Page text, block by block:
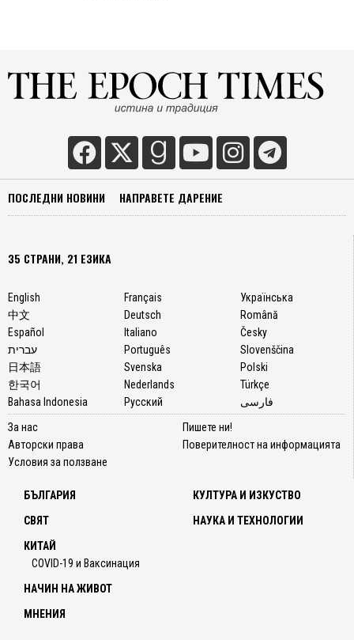
ПОСЛЕДНИ НОВИНИ НАПРАВЕТЕ ДАРЕНИЕ
35 СТРАНИ, 21 ЕЗИКА
English
中文
Español
עברית
日本語
한국어
Bahasa Indonesia
Français
Deutsch
Italiano
Português
Svenska
Nederlands
Русский
Українська
Română
Česky
Slovenščina
Polski
Türkçe
فارسی
За нас
Авторски права
Условия за ползване
Пишете ни!
Поверителност на информацията
БЪЛГАРИЯ
СВЯТ
КИТАЙ
COVID-19 и Ваксинация
КУЛТУРА И ИЗКУСТВО
НАУКА И ТЕХНОЛОГИИ
НАЧИН НА ЖИВОТ
МНЕНИЯ